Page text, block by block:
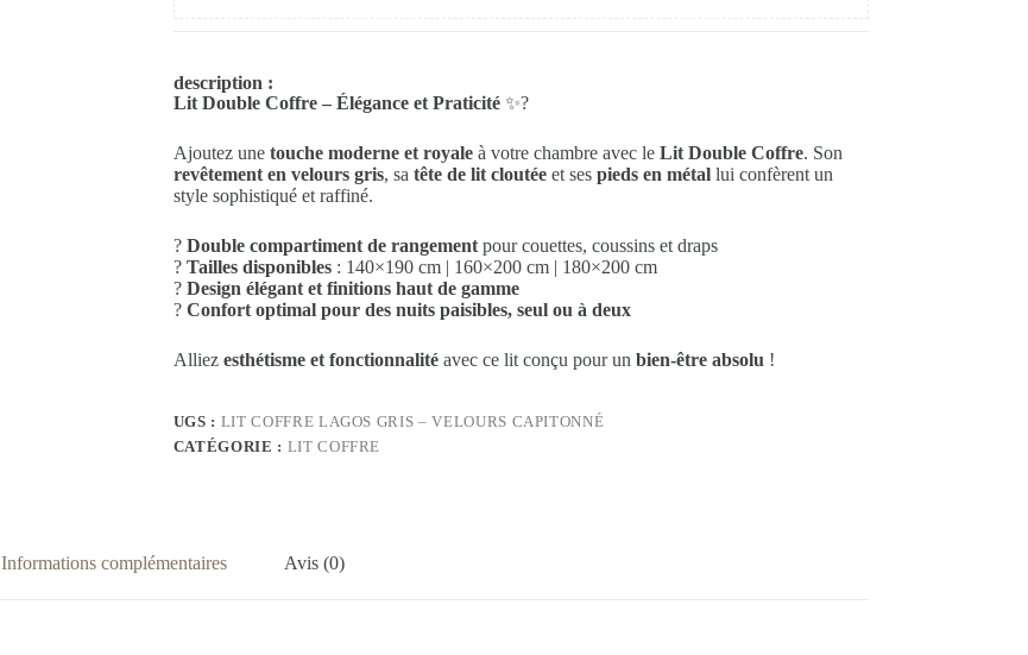
description :
Lit Double Coffre – Élégance et Praticité✨?
Ajoutez une touche moderne et royaleà votre chambre avec le Lit Double Coffre. Son
revêtement en velours gris, sa tête de lit cloutéeet ses pieds en métallui confèrent un
style sophistiqué et raffiné.
? Double compartiment de rangementpour couettes, coussins et draps
? Tailles disponibles: 140×190 cm | 160×200 cm | 180×200 cm
? Design élégant et finitions haut de gamme
? Confort optimal pour des nuits paisibles, seul ou à deux
Alliez esthétisme et fonctionnalitéavec ce lit conçu pour un bien-être absolu !
UGS : LIT COFFRE LAGOS GRIS – VELOURS CAPITONNÉ
CATÉGORIE : LIT COFFRE
Informations complémentaires Avis (0)